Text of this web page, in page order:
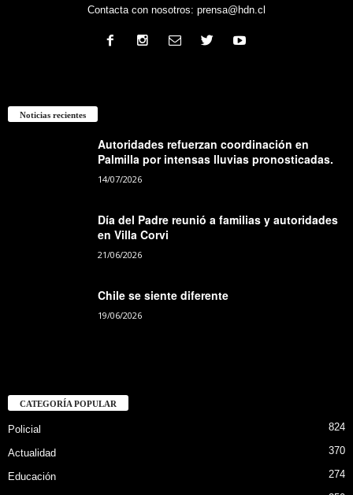
Contacta con nosotros: prensa@hdn.cl
Noticias recientes
Autoridades refuerzan coordinación en
Palmilla por intensas lluvias pronosticadas.
14/07/2026
Día del Padre reunió a familias y autoridades
en Villa Corvi
21/06/2026
Chile se siente diferente
19/06/2026
CATEGORÍA POPULAR
Policial 824
Actualidad 370
Educación 274